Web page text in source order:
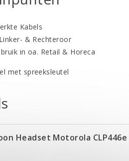
Kabels
& Rechteroor
in oa. Retail & Horeca
met spreeksleutel
Headset Motorola CLP446e